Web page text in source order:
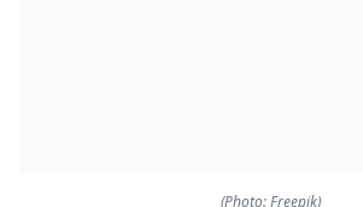
(Photo: Freepik)